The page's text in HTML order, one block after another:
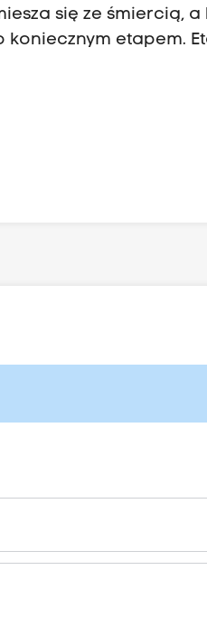
się ze śmiercią, a
koniecznym etapem.